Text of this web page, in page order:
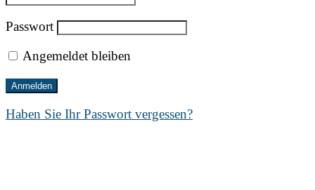
Passwort
Angemeldet bleiben
Haben Sie Ihr Passwort vergessen?